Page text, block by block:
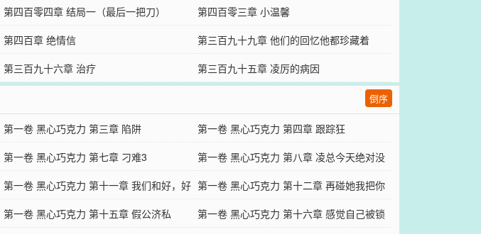
第四百零四章 结局一（最后一把刀）
第四百零三章 小温馨
第四百章 绝情信
第三百九十九章 他们的回忆他都珍藏着
第三百九十六章 治疗 第三百九十五章 凌厉的病因
倒序
第一卷 黑心巧克力 第三章 陷阱
第一卷 黑心巧克力 第四章 跟踪狂
第一卷 黑心巧克力 第七章 刁难3
第一卷 黑心巧克力 第八章 凌总今天绝对没
有被打脸
第一卷 黑心巧克力 第十一章 我们和好，好
不好？
第一卷 黑心巧克力 第十二章 再碰她我把你
手给剁了
第一卷 黑心巧克力 第十五章 假公济私
第一卷 黑心巧克力 第十六章 感觉自己被锁